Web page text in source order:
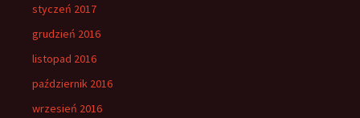
styczeń 2017
grudzień 2016
listopad 2016
październik 2016
wrzesień 2016